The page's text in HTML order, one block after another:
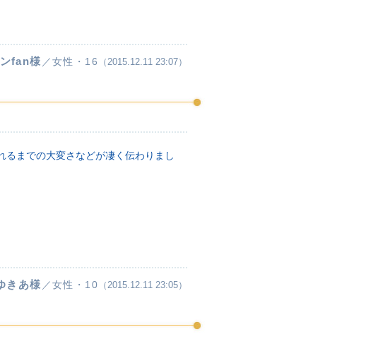
fan様 ／女性・16 （2015.12.11 23:07）
までの大変さなどが凄く伝わりまし
きあ様 ／女性・10 （2015.12.11 23:05）